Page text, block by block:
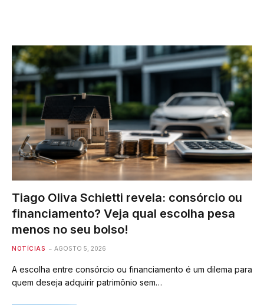
Tiago Oliva Schietti revela: consórcio ou
financiamento? Veja qual escolha pesa
menos no seu bolso!
NOTÍCIAS AGOSTO 5, 2026
A escolha entre consórcio ou financiamento é um dilema para
quem deseja adquirir patrimônio sem…